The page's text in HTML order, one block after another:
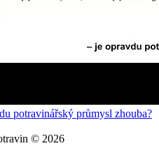
potravinářský průmysl zhouba?
© 2026